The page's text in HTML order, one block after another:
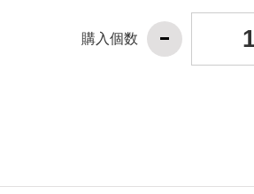
購入個数